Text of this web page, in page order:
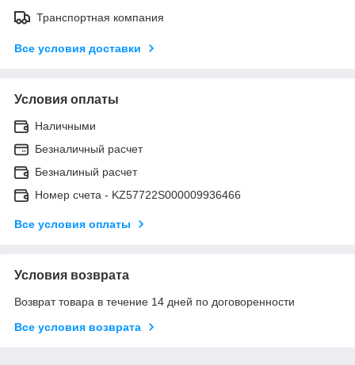
Транспортная компания
Все условия доставки
Условия оплаты
Наличными
Безналичный расчет
Безналиный расчет
Номер счета - KZ57722S000009936466
Все условия оплаты
Условия возврата
Возврат товара в течение 14 дней по договоренности
Все условия возврата